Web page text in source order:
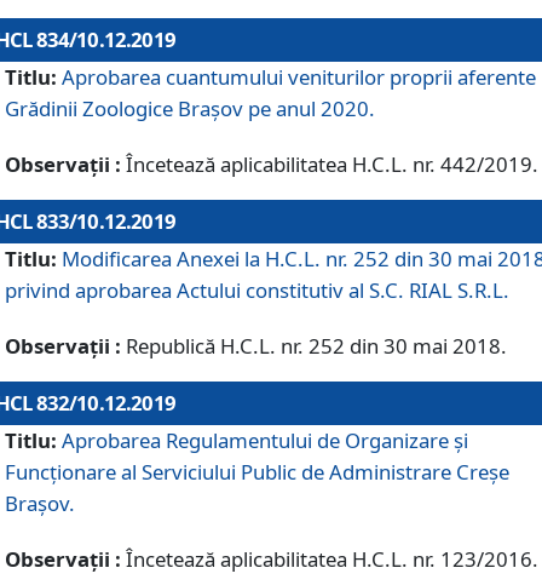
834/10.12.2019
Titlu: Aprobarea cuantumului veniturilor proprii aferente
Grădinii Zoologice Braşov pe anul 2020.
Observații : Încetează aplicabilitatea H.C.L. nr. 442/2019.
833/10.12.2019
Titlu: Modificarea Anexei la H.C.L. nr. 252 din 30 mai
privind aprobarea Actului constitutiv al S.C. RIAL S.R.L.
Observații : Republică H.C.L. nr. 252 din 30 mai 2018.
832/10.12.2019
Titlu: Aprobarea Regulamentului de Organizare și
Funcționare al Serviciului Public de Administrare Creșe
Brașov.
Observații : Încetează aplicabilitatea H.C.L. nr. 123/2016.